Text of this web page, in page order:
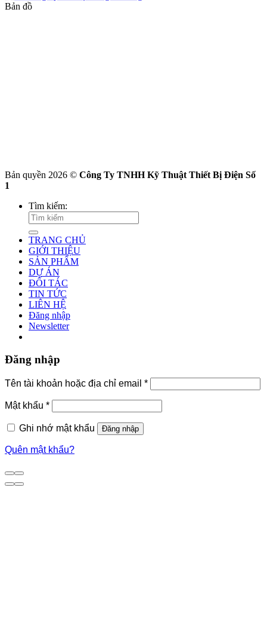
Bản đồ
Bản quyền 2026 © Công Ty TNHH Kỹ Thuật Thiết Bị Điện Số
1
Tìm kiếm:
TRANG CHỦ
GIỚI THIỆU
SẢN PHẨM
DỰ ÁN
ĐỐI TÁC
TIN TỨC
LIÊN HỆ
Đăng nhập
Newsletter
Đăng nhập
Tên tài khoản hoặc địa chỉ email *
Mật khẩu *
Ghi nhớ mật khẩu Đăng nhập
Quên mật khẩu?